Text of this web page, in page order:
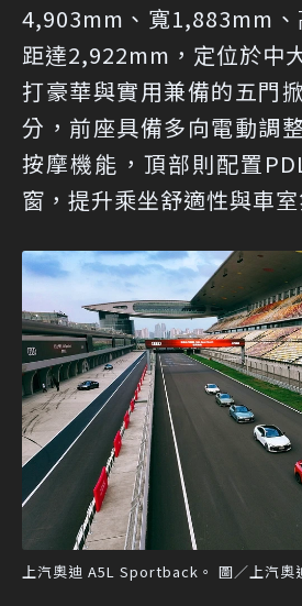
4,903mm、寬1,883mm
距達2,922mm，定位於中
打豪華與實用兼備的五門
分，前座具備多向電動調
按摩機能，頂部則配置
窗，提升乘坐舒適性與車室
上汽奧迪 A5L Sportback。 圖／上汽奧